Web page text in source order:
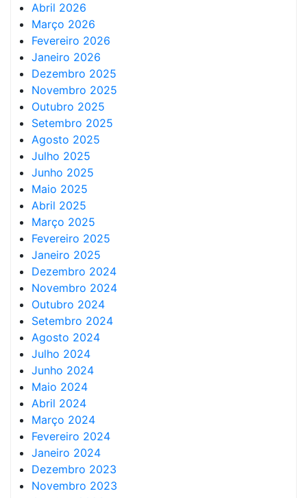
Abril 2026
Março 2026
Fevereiro 2026
Janeiro 2026
Dezembro 2025
Novembro 2025
Outubro 2025
Setembro 2025
Agosto 2025
Julho 2025
Junho 2025
Maio 2025
Abril 2025
Março 2025
Fevereiro 2025
Janeiro 2025
Dezembro 2024
Novembro 2024
Outubro 2024
Setembro 2024
Agosto 2024
Julho 2024
Junho 2024
Maio 2024
Abril 2024
Março 2024
Fevereiro 2024
Janeiro 2024
Dezembro 2023
Novembro 2023